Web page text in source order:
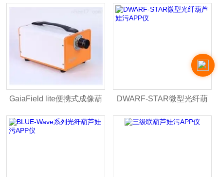
Finder Ultimate
GaiaField lite便携式成像葫
芦娃污APP系统
DWARF-STAR微型光纤葫
芦娃污APP仪